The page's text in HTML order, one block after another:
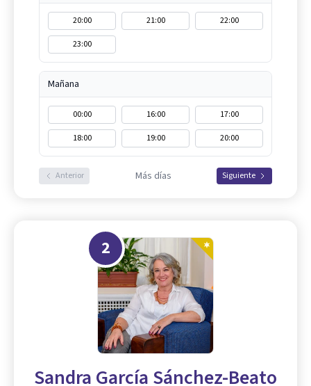
20:00 21:00
22:00
23:00
Mañana
00:00 16:00
17:00
18:00
19:00 20:00
Anterior Más días Siguiente
2
Sandra García Sánchez-Beato